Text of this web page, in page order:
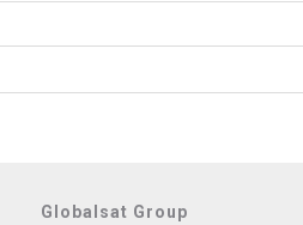
Globalsat Group